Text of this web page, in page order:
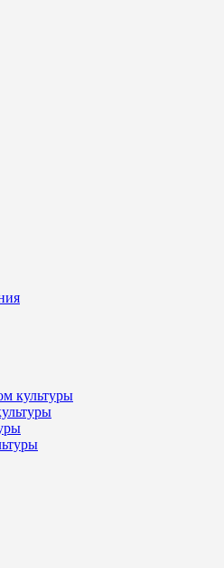
и досуг"
культуры